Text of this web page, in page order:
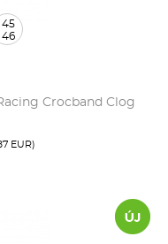
Crocband Clog
EUR)
45
46